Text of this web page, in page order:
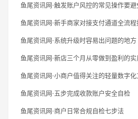
鱼尾资讯网·触发账户风控的常见操作要避
鱼尾资讯网·新手商家对接支付通道全流
鱼尾资讯网·系统升级时容易出问题的地方
鱼尾资讯网·新店三个月从零做到盈利的
鱼尾资讯网·小商户值得关注的轻量数字
鱼尾资讯网·五步完成收款账户安全自检
鱼尾资讯网·商户日常合规自检七步法